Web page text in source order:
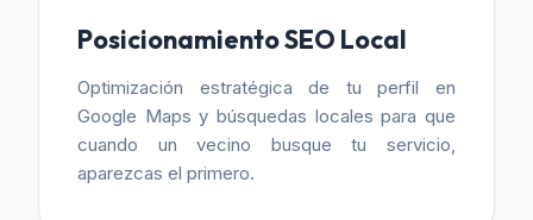
Posicionamiento SEO Local
Optimización estratégica de tu perfil en
Google Maps y búsquedas locales para que
cuando un vecino busque tu servicio,
aparezcas el primero.